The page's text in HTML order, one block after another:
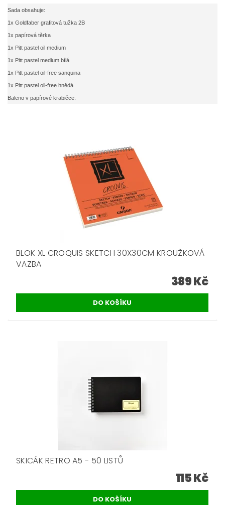
Sada obsahuje:
1x Goldfaber grafitová tužka 2B
1x papírová těrka
1x Pitt pastel oil medium
1x Pitt pastel medium bílá
1x Pitt pastel oil-free sanquina
1x Pitt pastel oil-free hnědá
Baleno v papírové krabičce.
BLOK XL CROQUIS SKETCH 30X30CM KROUŽKOVÁ
VAZBA
389 Kč
SKICÁK RETRO A5 - 50 LISTŮ
115 Kč